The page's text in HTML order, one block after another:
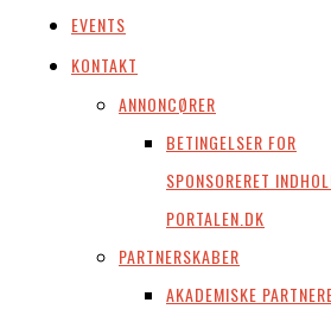
EVENTS
KONTAKT
ANNONCØRER
BETINGELSER FOR
SPONSORERET
PORTALEN.DK
PARTNERSKABER
AKADEMISKE